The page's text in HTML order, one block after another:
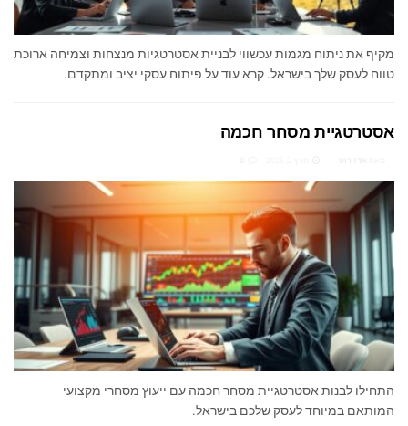
מקיף את ניתוח מגמות עכשווי לבניית אסטרטגיות מנצחות וצמיחה ארוכת
טווח לעסק שלך בישראל. קרא עוד על פיתוח עסקי יציב ומתקדם.
אסטרטגיית מסחר חכמה
התחילו לבנות אסטרטגיית מסחר חכמה עם ייעוץ מסחרי מקצועי
המותאם במיוחד לעסק שלכם בישראל.